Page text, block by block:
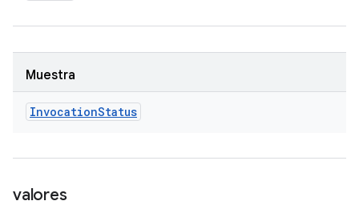
Muestra
InvocationStatus
valores